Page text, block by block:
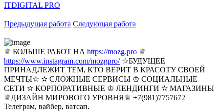
ITDIGITAL PRO
Предыдущая работа Следующая работа
♕ БОЛЬШЕ РАБОТ НА https://mozg.pro ♕
https://www.instagram.com/mozgpro/☆БУДУЩЕЕ
ПРИНАДЛЕЖИТ ТЕМ, КТО ВЕРИТ В КРАСОТУ СВОЕЙ
МЕЧТЫ☆ ✫ СЛОЖНЫЕ СЕРВИСЫ ♔ СОЦИАЛЬНЫЕ
СЕТИ ✫ КОРПОРАТИВНЫЕ ♔ ЛЕНДИНГИ ✫ МАГАЗИНЫ
♕ДИЗАЙН МИРОВОГО УРОВНЯ♕ +7(981)7757672
Телеграм, вайбер, ватсап.